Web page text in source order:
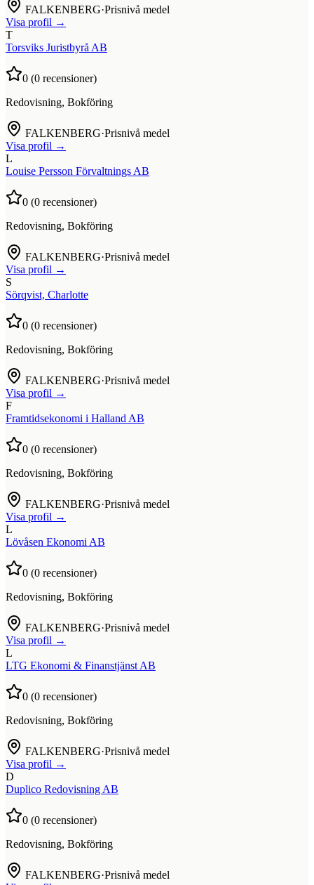
FALKENBERG·Prisnivå medel
Visa profil →
T
Torsviks Juristbyrå AB
0 (0 recensioner)
Redovisning, Bokföring
FALKENBERG·Prisnivå medel
Visa profil →
L
Louise Persson Förvaltnings AB
0 (0 recensioner)
Redovisning, Bokföring
FALKENBERG·Prisnivå medel
Visa profil →
S
Sörqvist, Charlotte
0 (0 recensioner)
Redovisning, Bokföring
FALKENBERG·Prisnivå medel
Visa profil →
F
Framtidsekonomi i Halland AB
0 (0 recensioner)
Redovisning, Bokföring
FALKENBERG·Prisnivå medel
Visa profil →
L
Lövåsen Ekonomi AB
0 (0 recensioner)
Redovisning, Bokföring
FALKENBERG·Prisnivå medel
Visa profil →
L
LTG Ekonomi & Finanstjänst AB
0 (0 recensioner)
Redovisning, Bokföring
FALKENBERG·Prisnivå medel
Visa profil →
D
Duplico Redovisning AB
0 (0 recensioner)
Redovisning, Bokföring
FALKENBERG·Prisnivå medel